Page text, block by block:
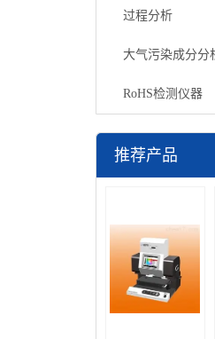
过程分析
大气污染成分分
RoHS检测仪器
推荐产品